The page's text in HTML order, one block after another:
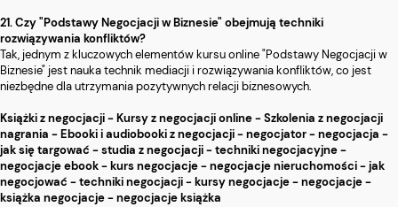
21. Czy "Podstawy Negocjacji w Biznesie" obejmują techniki
rozwiązywania konfliktów?
Tak, jednym z kluczowych elementów kursu online "Podstawy Negocjacji w
Biznesie" jest nauka technik mediacji i rozwiązywania konfliktów, co jest
niezbędne dla utrzymania pozytywnych relacji biznesowych.
Książki z negocjacji - Kursy z negocjacji online - Szkolenia z negocjacji
nagrania - Ebooki i audiobooki z negocjacji - negocjator - negocjacja -
jak się targować - studia z negocjacji - techniki negocjacyjne -
negocjacje ebook - kurs negocjacje - negocjacje nieruchomości - jak
negocjować - techniki negocjacji - kursy negocjacje - negocjacje -
książka negocjacje - negocjacje książka